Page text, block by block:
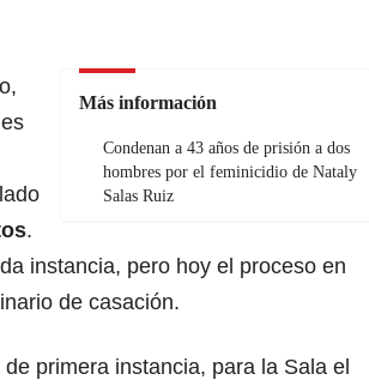
Más información
Condenan a 43 años de prisión a dos
hombres por el feminicidio de Nataly
Salas Ruiz
.
instancia, pero hoy el proceso en
de casación.
primera instancia, para la Sala el